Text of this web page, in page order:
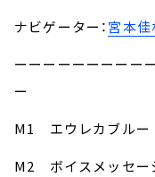
ナビゲーター：宮本佳
ーーーーーーーーー
ー
M1 エウレカブル
M2 ボイスメッセ